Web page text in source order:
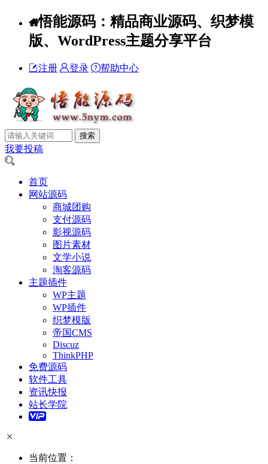
悟能源码：精品商业源码、织梦模
版、WordPress主题分享平台
注册 登录 帮助中心
我要投稿
首页
网站源码
商城团购
支付源码
影视源码
图片素材
文学小说
淘客源码
主题插件
WP主题
WP插件
织梦模版
帝国CMS
Discuz
ThinkPHP
免费源码
软件工具
资讯快报
站长学院
当前位置：